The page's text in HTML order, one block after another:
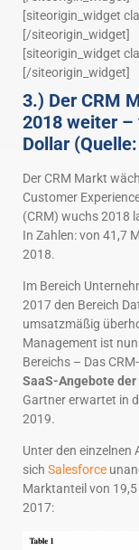
[siteorigin_widget
[/siteorigin_widget]
[siteorigin_widget
[/siteorigin_widget]
3.) Der CRM
2018 weiter –
Dollar
Der CRM Markt
Customer
(CRM) wuchs 2018
In Zahlen: von 41,7
2018.
Im Bereich
2017 den Bereich
umsatzmäßig
Management ist
Bereichs – Das
SaaS-Angebote
Gartner erwartet in
2019.
Unter den einzelnen
sich Salesforce
Marktanteil von 19,5
2017: